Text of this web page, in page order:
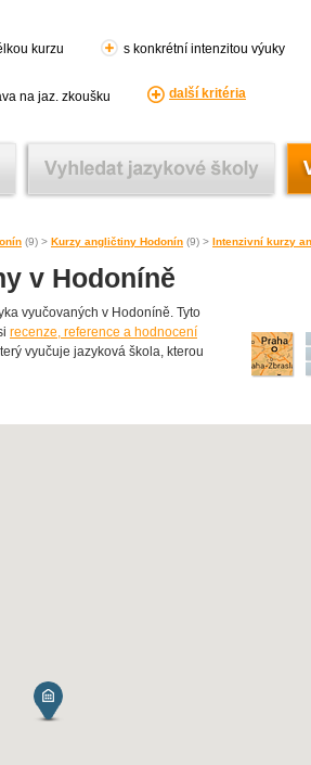
kurzu s konkrétní intenzitou výuky
na jaz. zkoušku další kritéria
(9) > Kurzy angličtiny Hodonín (9) > Intenzivní kurzy
v Hodoníně
vyučovaných v Hodoníně. Tyto
recenze, reference a hodnocení
vyučuje jazyková škola, kterou